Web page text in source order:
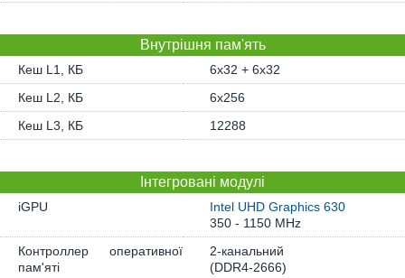
Внутрішня пам'ять
Кеш L1, КБ
6x32 + 6x32
Кеш L2, КБ
6x256
Кеш L3, КБ
12288
Інтегровані модулі
iGPU
Intel UHD Graphics 630
350 - 1150 MHz
Контроллер оперативної
пам'яті
2-канальний
(DDR4-2666)